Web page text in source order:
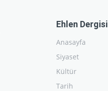
Ehlen Dergisi
Anasayfa
Siyaset
Kültür
Tarih